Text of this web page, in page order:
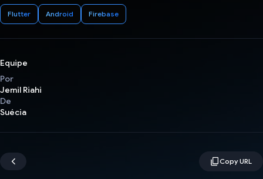
Flutter Android Firebase
Equipe
Por
Jemil Riahi
De
Suécia